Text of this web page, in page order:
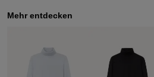
Mehr entdecken